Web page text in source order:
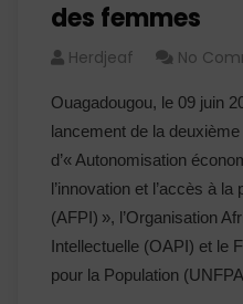
des femmes
Herdjeaf No
Ouagadougou, le 09 juin
lancement de la
d’« Autonomisation
l’innovation et l’accès à
(AFPI) », l’Organisation
Intellectuelle (OAPI) et le
pour la Population